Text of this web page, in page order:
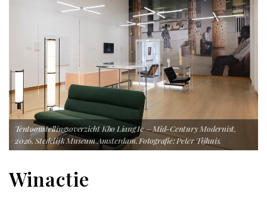
Tentoonstellingsoverzicht Kho Liang Ie – Mid-Century Modernist,
2026, Stedelijk Museum Amsterdam. Fotografie: Peter Tijhuis.
Winactie